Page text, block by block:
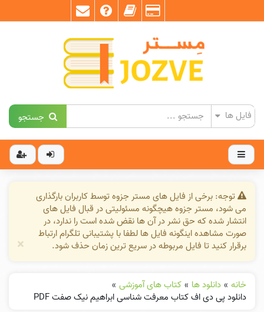
جستجو
توجه: برخی از فایل های مستر جزوه توسط کاربران بارگذاری
می شود، مستر جزوه هیچگونه مسئولیتی در قبال فایل های
انتشار شده که حق نشر در آن ها نقض شده است را ندارد، در
صورت مشاهده اینگونه فایل ها لطفا با پشتیبانی تلگرام ارتباط
برقرار کنید تا فایل مربوطه در سریع ترین زمان حذف شود.
×
خانه » دانلود ها » کتاب های آموزشی »
دانلود پی دی اف کتاب معرفت شناسی ابراهیم نیک صفت PDF